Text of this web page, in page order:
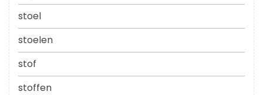
stoel
stoelen
stof
stoffen